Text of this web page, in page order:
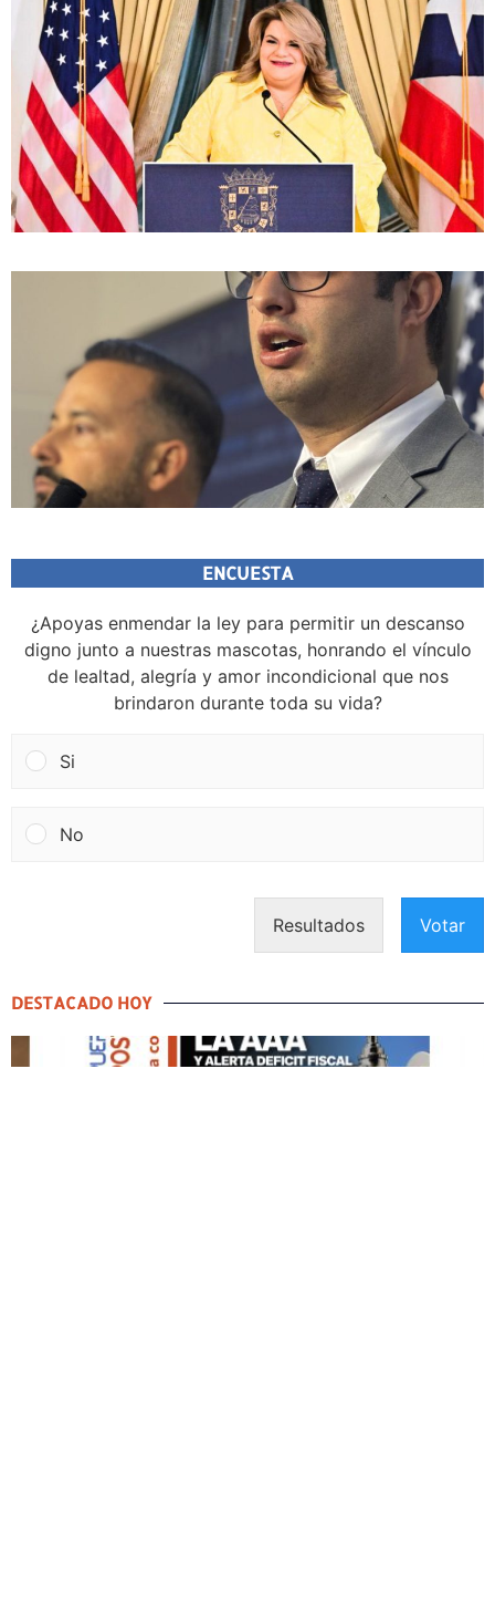
ENCUESTA
¿Apoyas enmendar la ley para permitir un descanso
digno junto a nuestras mascotas, honrando el vínculo
de lealtad, alegría y amor incondicional que nos
brindaron durante toda su vida?
Si
No
Resultados Votar
DESTACADO HOY